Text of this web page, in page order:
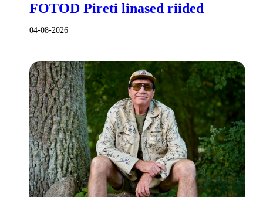
FOTOD Pireti linased riided
04-08-2026